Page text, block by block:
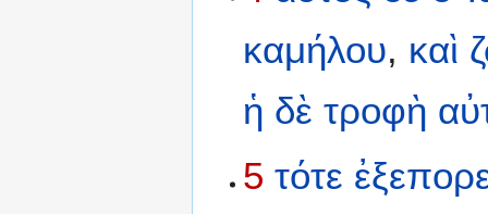
καμήλου, καὶ
ἡ δὲ τροφὴ
5 τότε